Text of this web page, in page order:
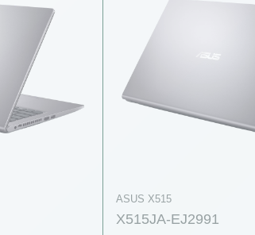
ASUS X515
X515JA-EJ2991